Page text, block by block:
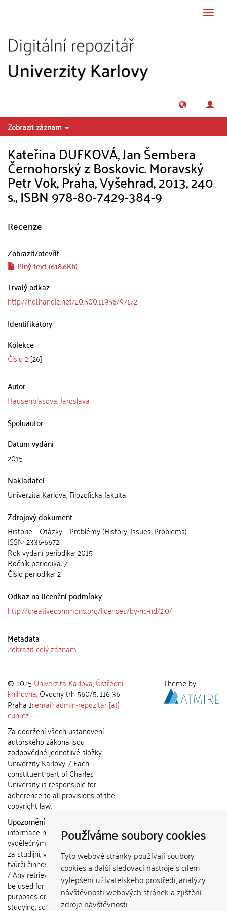
Používáme soubory cookies
Tyto webové stránky používají soubory
cookies a další sledovací nástroje s cílem
vylepšení uživatelského prostředí, analýzy
návštěvnosti webových stránek a zjištění
zdroje návštěvnosti.
Zobrazit záznam
Kateřina DUFKOVÁ, Jan Šembera
Černohorský z Boskovic. Moravský
Petr Vok, Praha, Vyšehrad, 2013, 240
s., ISBN 978-80-7429-384-9
Recenze
Zobrazit/otevřít
Plný text (618.6Kb)
Trvalý odkaz
http://hdl.handle.net/20.500.11956/97172
Identifikátory
Kolekce
Číslo 2[26]
Autor
Hausenblasová, Jaroslava
Spoluautor
Datum vydání
2015
Nakladatel
Univerzita Karlova, Filozofická fakulta
Zdrojový dokument
Historie – Otázky – Problémy (History, Issues, Problems)
ISSN: 2336-6672
Rok vydání periodika: 2015
Ročník periodika: 7
Číslo periodika: 2
Odkaz na licenční podmínky
http://creativecommons.org/licenses/by-nc-nd/2.0/
Metadata
Zobrazit celý záznam
© 2025 Univerzita Karlova,Ústřední
knihovna, Ovocný trh 560/5, 116 36
Praha 1;email: admin-repozitar [at]
cuni.cz
Za dodržení všech ustanovení
autorského zákona jsou
zodpovědné jednotlivé složky
Univerzity Karlovy. / Each
constituent part of Charles
University is responsible for
adherence to all provisions of the
copyright law.
Upozornění / Notice:
informace nemohou být použity k
výdělečným účelům nebo vydávány
za studijní, vědeckou nebo jinou
tvůrčí činnost jiné osoby než autora.
/ Any retrieved information shall not
be used for any commercial
purposes or claimed as results of
studying, scientific or any other
Theme by